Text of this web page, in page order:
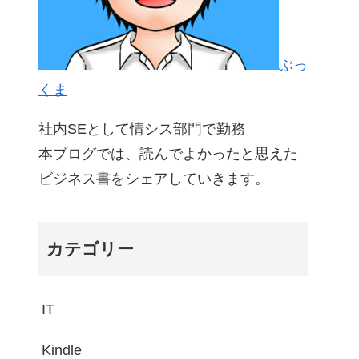
ぶっ
くま
社内SEとして情シス部門で勤務
本ブログでは、読んでよかったと思えた
ビジネス書をシェアしていきます。
カテゴリー
IT
Kindle